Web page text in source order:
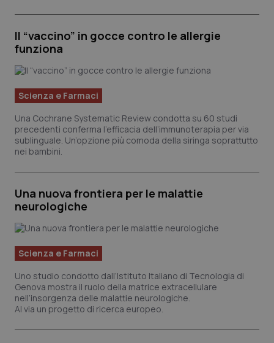
Il “vaccino” in gocce contro le allergie
funziona
Scienza e Farmaci
Una Cochrane Systematic Review condotta su 60 studi
precedenti conferma l’efficacia dell’immunoterapia per via
sublinguale. Un’opzione più comoda della siringa soprattutto
nei bambini.
Una nuova frontiera per le malattie
neurologiche
Scienza e Farmaci
Uno studio condotto dall’Istituto Italiano di Tecnologia di
Genova mostra il ruolo della matrice extracellulare
nell’insorgenza delle malattie neurologiche.
Al via un progetto di ricerca europeo.